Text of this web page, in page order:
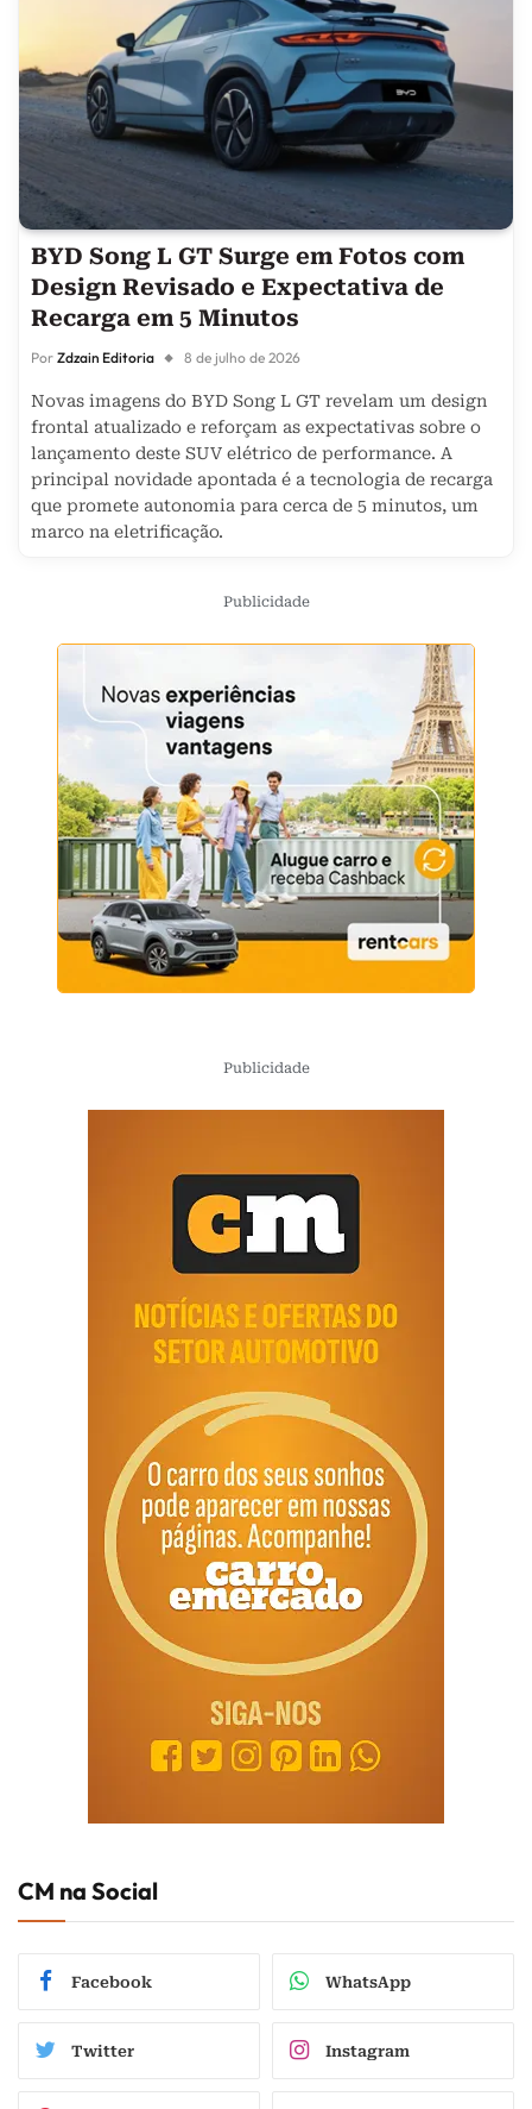
BYD Song L GT Surge em Fotos com
Design Revisado e Expectativa de
Recarga em 5 Minutos
Por Zdzain Editoria 8 de julho de 2026
Novas imagens do BYD Song L GT revelam um design
frontal atualizado e reforçam as expectativas sobre o
lançamento deste SUV elétrico de performance. A
principal novidade apontada é a tecnologia de recarga
que promete autonomia para cerca de 5 minutos, um
marco na eletrificação.
Publicidade
Publicidade
CM na Social
Facebook WhatsApp
Twitter Instagram